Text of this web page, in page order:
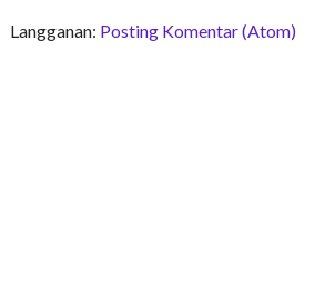
Langganan: Posting Komentar (Atom)